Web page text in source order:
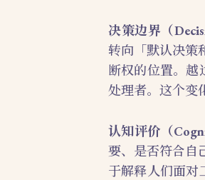
决策边界（
转向「默认决策
断权的位置。越
处理者。这个变
认知评价（
要、是否符合自
于解释人们面对